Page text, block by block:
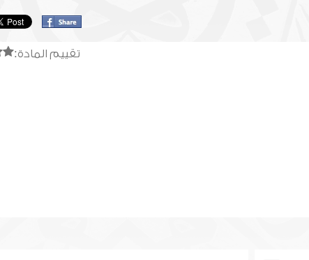
تقييم المادة: